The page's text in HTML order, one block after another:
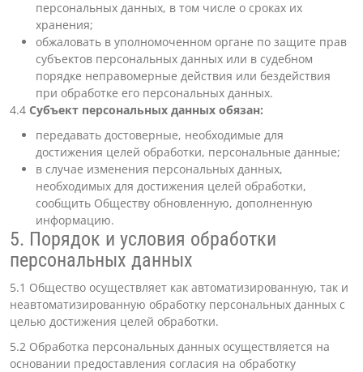
персональных данных, в том числе о сроках их
хранения;
обжаловать в уполномоченном органе по защите прав
субъектов персональных данных или в судебном
порядке неправомерные действия или бездействия
при обработке его персональных данных.
4.4 Субъект персональных данных обязан:
передавать достоверные, необходимые для
достижения целей обработки, персональные данные;
в случае изменения персональных данных,
необходимых для достижения целей обработки,
сообщить Обществу обновленную, дополненную
информацию.
5. Порядок и условия обработки
персональных данных
5.1 Общество осуществляет как автоматизированную, так и
неавтоматизированную обработку персональных данных с
целью достижения целей обработки.
5.2 Обработка персональных данных осуществляется на
основании предоставления согласия на обработку